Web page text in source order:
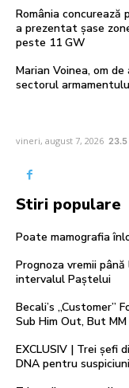
România concurează
a prezentat șase
peste 11 GW
Marian Voinea, om
sectorul
vineri, august 7, 2026 23.5
Stiri populare
Poate mamografia
Prognoza vremii
intervalul Paștelui
Becali’s „Customer”
Sub Him Out, But MM
EXCLUSIV | Trei șefi
DNA pentru